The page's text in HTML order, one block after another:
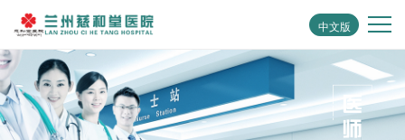
中文版